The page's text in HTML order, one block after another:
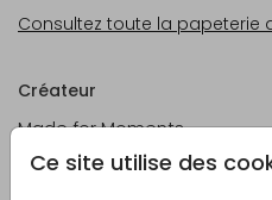
Ce site utilise des
Consultez toute la papeterie
Créateur
Made for Moments
Catégorie